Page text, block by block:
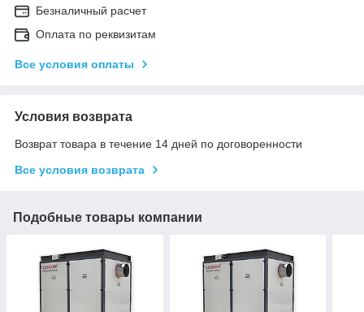
Безналичный расчет
Оплата по реквизитам
Все условия оплаты
Условия возврата
Возврат товара в течение 14 дней по договоренности
Все условия возврата
Подобные товары компании